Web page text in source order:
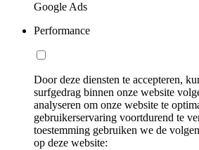
Google Ads
Performance
Door deze diensten te accepteren,
surfgedrag binnen onze website
analyseren om onze website te
gebruikerservaring voortdurend te
toestemming gebruiken we de
op deze website: